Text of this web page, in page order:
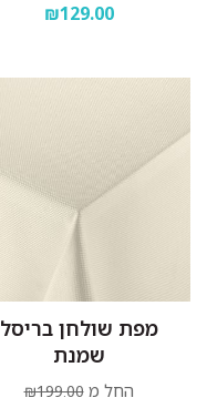
₪129.00
מפת שולחן בריסל
שמנת
החל מ ₪199.00